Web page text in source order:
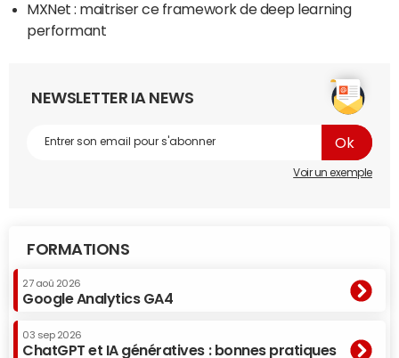
MXNet : maitriser ce framework de deep learning
performant
NEWSLETTER IA NEWS
Voir un exemple
FORMATIONS
27 aoû 2026
Google Analytics GA4
03 sep 2026
ChatGPT et IA génératives : bonnes pratiques